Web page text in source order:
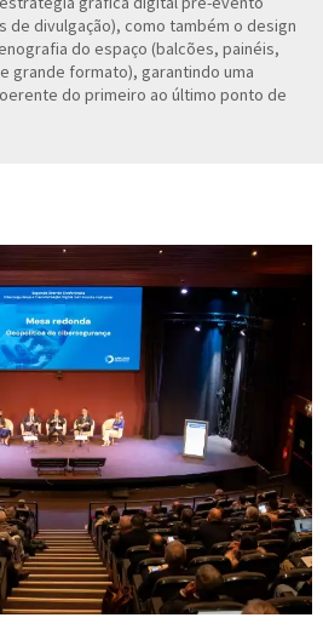
divulgação), como também o design
do espaço (balcões, painéis,
grande formato), garantindo uma
do primeiro ao último ponto de